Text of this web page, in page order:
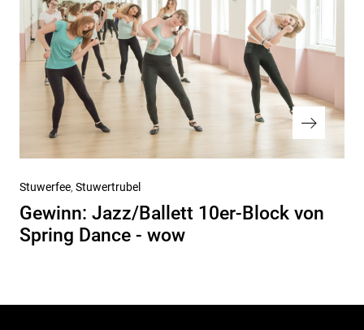
Nächster
Beitrag
Stuwerfee Stuwertrubel
Gewinn: Jazz/Ballett 10er-Block von
Spring Dance - wow